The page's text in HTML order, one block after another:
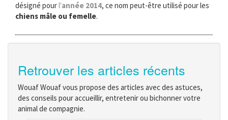
désigné pourl'année 2014, ce nom peut-être utilisé pour les
chiens mâle ou femelle.
Retrouver les articles récents
Wouaf Wouaf vous propose des articles avec des astuces,
des conseils pour accueillir, entretenir ou bichonner votre
animal de compagnie.